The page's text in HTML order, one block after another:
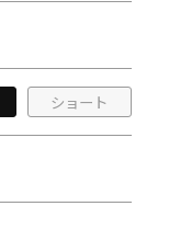
ショート